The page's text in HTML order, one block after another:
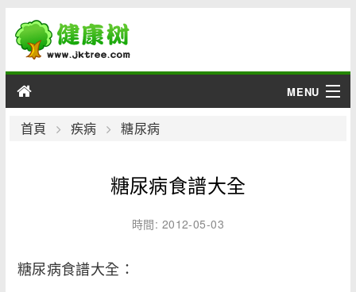
MENU
男性
首頁 疾病 糖尿病
糖尿病食譜大全
時間: 2012-05-03
糖尿病食譜大全：